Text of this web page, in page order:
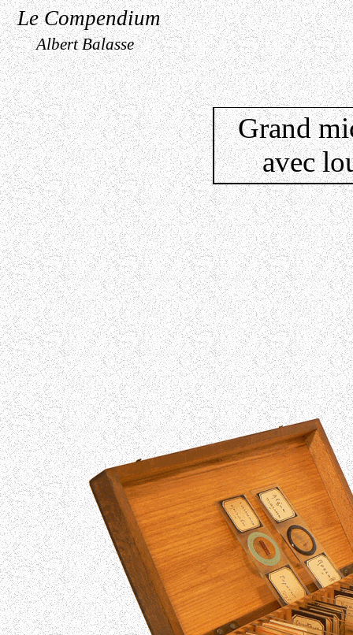
Le Compendium
Albert Balasse
Grand
avec